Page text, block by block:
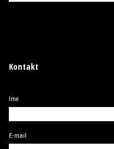
Kontakt
Ime
E-mail